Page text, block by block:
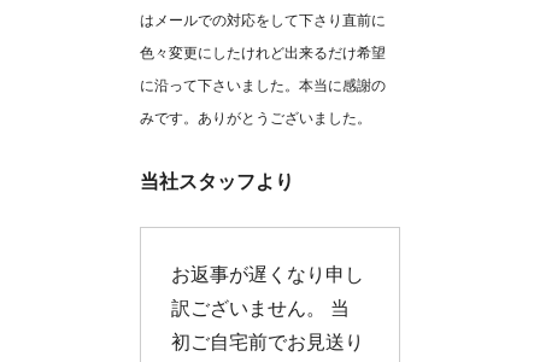
はメールでの対応をして下さり直前に
色々変更にしたけれど出来るだけ希望
に沿って下さいました。本当に感謝の
みです。ありがとうございました。
当社スタッフより
お返事が遅くなり申し
訳ございません。 当
初ご自宅前でお見送り